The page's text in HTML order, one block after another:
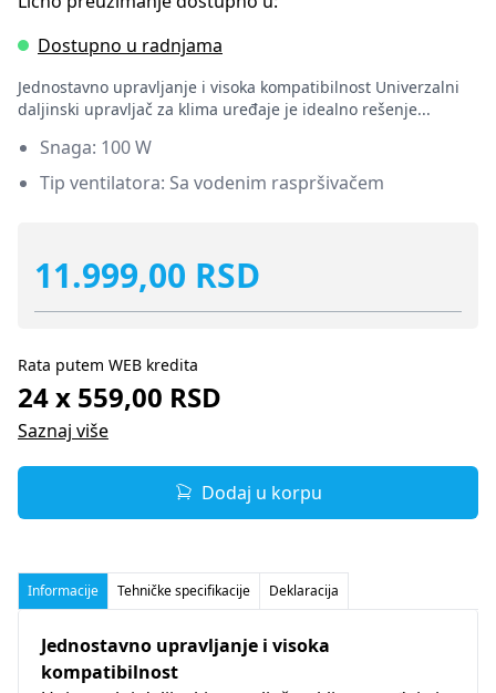
Dostupno u radnjama
Jednostavno upravljanje i visoka kompatibilnost Univerzalni
daljinski upravljač za klima uređaje je idealno rešenje...
Snaga: 100 W
Tip ventilatora: Sa vodenim raspršivačem
11.999,00 RSD
Rata putem WEB kredita
24 x 559,00 RSD
Saznaj više
Dodaj u korpu
Informacije Tehničke specifikacije Deklaracija
Jednostavno upravljanje i visoka
kompatibilnost